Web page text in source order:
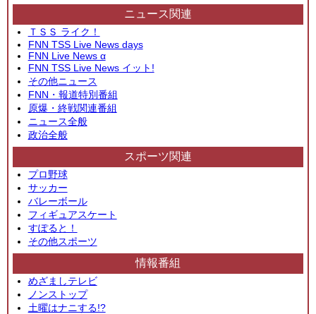
ニュース関連
ＴＳＳ ライク！
FNN TSS Live News days
FNN Live News α
FNN TSS Live News イット!
その他ニュース
FNN・報道特別番組
原爆・終戦関連番組
ニュース全般
政治全般
スポーツ関連
プロ野球
サッカー
バレーボール
フィギュアスケート
すぽると！
その他スポーツ
情報番組
めざましテレビ
ノンストップ
土曜はナニする!?